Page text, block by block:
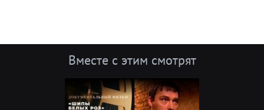
Вместе с этим смотрят